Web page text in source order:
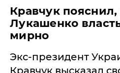
Кравчук пояснил,
Лукашенко
мирно
Экс-президент
Кравчук высказал